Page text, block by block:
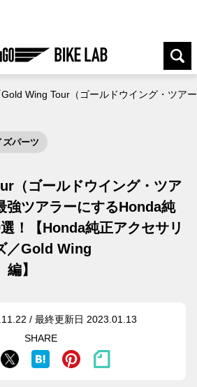
Gold Wing Tour（ゴールドウイング・ツ
ズパーツ
（ゴールドウイング・ツア
強ツアラーにするHonda純
！【Honda純正アクセサリ
／Gold Wing
】
/ 最終更新日 2023.01.13
SHARE